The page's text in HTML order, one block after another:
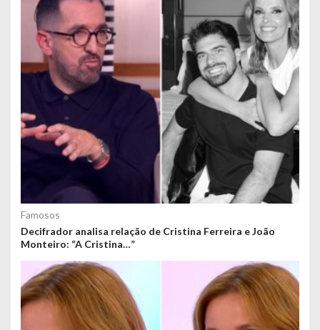
Famosos
Decifrador analisa relação de Cristina Ferreira e João
Monteiro: “A Cristina…”